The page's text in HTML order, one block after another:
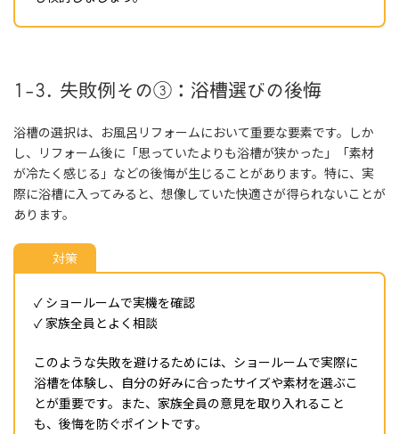
1-3. 失敗例その③：浴槽選びの後悔
浴槽の選択は、お風呂リフォームにおいて重要な要素です。しか
し、リフォーム後に「思っていたよりも浴槽が狭かった」「素材
が冷たく感じる」などの後悔が生じることがあります。特に、実
際に浴槽に入ってみると、想像していた快適さが得られないことが
あります。
対策
✓ ショールームで実機を確認
✓ 家族全員とよく相談
このような失敗を避けるためには、ショールームで実際に
浴槽を体験し、自分の好みに合ったサイズや素材を選ぶこ
とが重要です。また、家族全員の意見を取り入れること
も、後悔を防ぐポイントです。